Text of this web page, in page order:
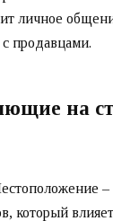
личное
продавцами.
на
–
который